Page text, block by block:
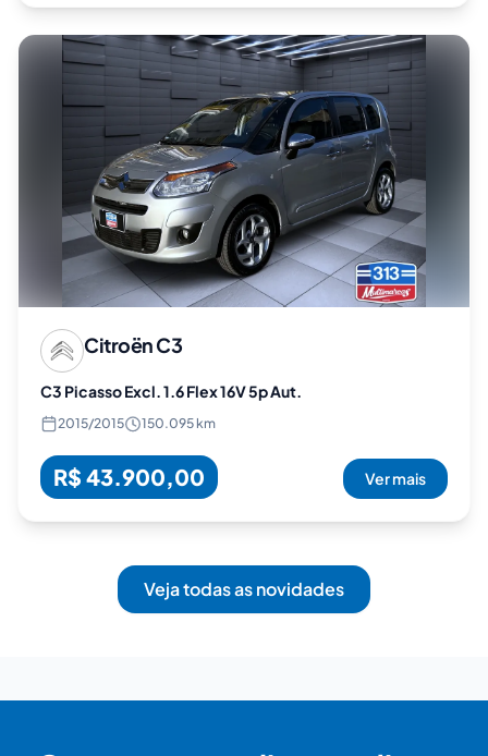
CitroënC3
C3 Picasso Excl. 1.6 Flex 16V 5p Aut.
2015/2015 150.095 km
R$ 43.900,00 Ver mais
Veja todas as novidades